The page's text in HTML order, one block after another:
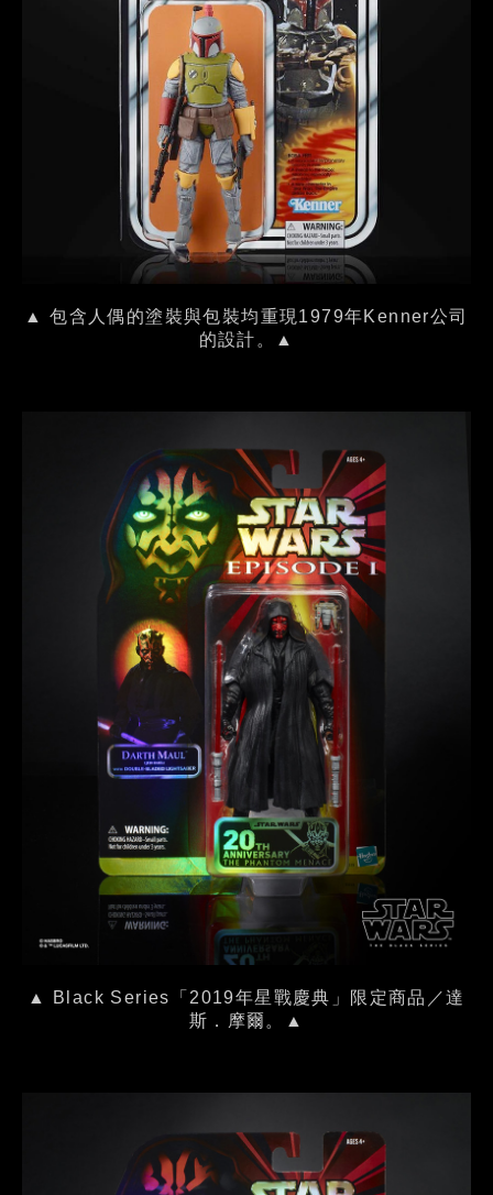
▲ 包含人偶的塗裝與包裝均重現1979年Kenner公司
的設計。▲
▲ Black Series「2019年星戰慶典」限定商品／達
斯．摩爾。▲